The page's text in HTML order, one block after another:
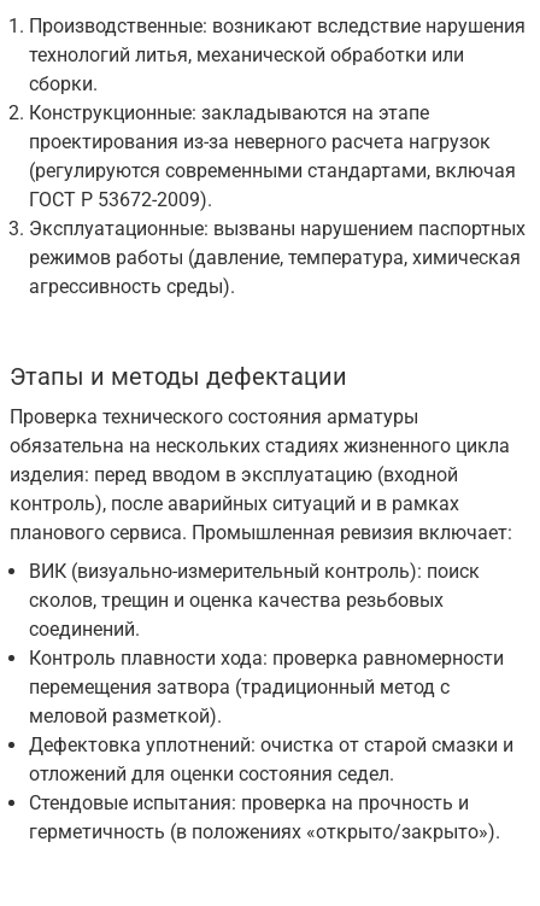
Производственные: возникают вследствие нарушения
технологий литья, механической обработки или
сборки.
Конструкционные: закладываются на этапе
проектирования из-за неверного расчета нагрузок
(регулируются современными стандартами, включая
ГОСТ Р 53672-2009).
Эксплуатационные: вызваны нарушением паспортных
режимов работы (давление, температура, химическая
агрессивность среды).
Этапы и методы дефектации
Проверка технического состояния арматуры
обязательна на нескольких стадиях жизненного цикла
изделия: перед вводом в эксплуатацию (входной
контроль), после аварийных ситуаций и в рамках
планового сервиса. Промышленная ревизия включает:
ВИК (визуально-измерительный контроль): поиск
сколов, трещин и оценка качества резьбовых
соединений.
Контроль плавности хода: проверка равномерности
перемещения затвора (традиционный метод с
меловой разметкой).
Дефектовка уплотнений: очистка от старой смазки и
отложений для оценки состояния седел.
Стендовые испытания: проверка на прочность и
герметичность (в положениях «открыто/закрыто»).